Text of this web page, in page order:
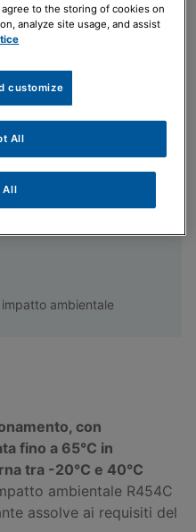
garantisce
ambientale
con
fino a 65°C in
tra -20°C e 40°C
ambientale R454C
assolve ai requisiti del
agree to the storing of cookies on
analyze site usage, and assist
customize
All
All